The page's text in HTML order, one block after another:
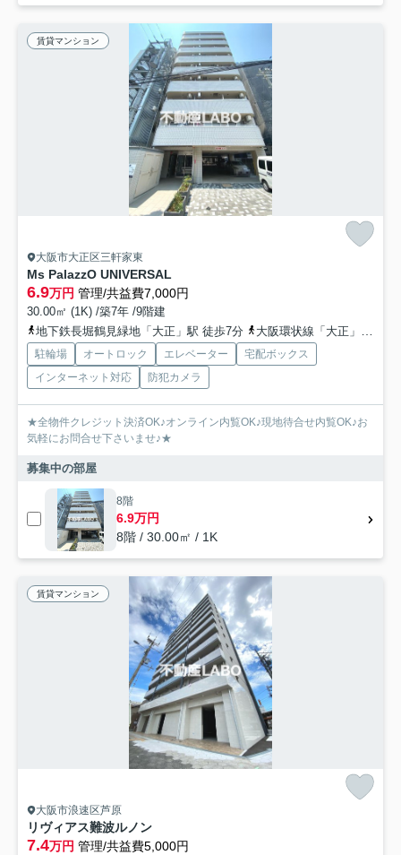
賃貸マンション
大阪市大正区三軒家東
Ms PalazzO UNIVERSAL
6.9万円 管理/共益費7,000円
30.00㎡ (1K) /築7年 /9階建
地下鉄長堀鶴見緑地「大正」駅 徒歩7分
大阪環状線「大正」駅 徒歩9分
駐輪場 オートロック エレベーター
宅配ボックス
インターネット対応
防犯カメラ
★全物件クレジット決済OK♪オンライン内覧OK♪現地待合せ内覧OK♪お
気軽にお問合せ下さいませ♪★
募集中の部屋
8階
6.9万円
8階 / 30.00㎡ / 1K
賃貸マンション
大阪市浪速区芦原
リヴィアス難波ルノン
7.4万円 管理/共益費5,000円